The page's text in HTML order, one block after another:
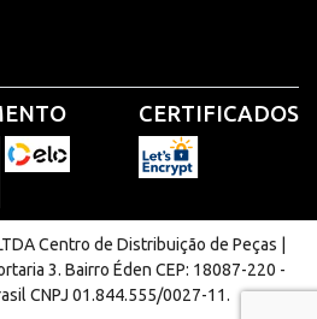
CERTIFICADOS
Centro de Distribuição de Peças |
3. Bairro Éden CEP: 18087-220 -
CNPJ 01.844.555/0027-11.